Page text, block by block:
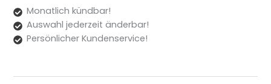
Monatlich kündbar!
Auswahl jederzeit änderbar!
Persönlicher Kundenservice!